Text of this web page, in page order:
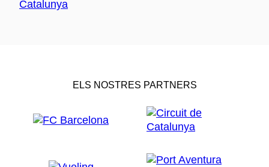
ELS NOSTRES PARTNERS